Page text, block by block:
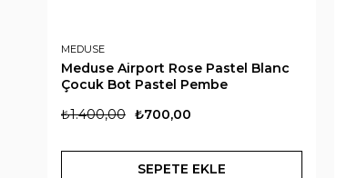
MEDUSE
Meduse Airport Rose Pastel Blanc
Çocuk Bot Pastel Pembe
₺700,00
₺1.400,00
SEPETE EKLE